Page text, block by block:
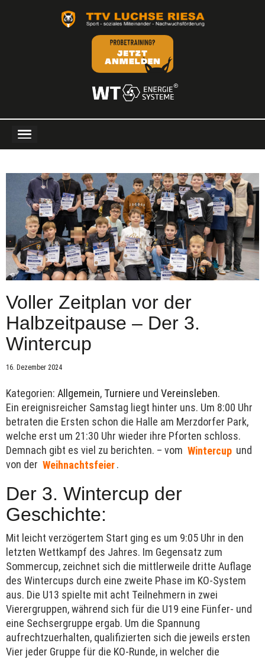
Voller Zeitplan vor der
Halbzeitpause – Der 3.
Wintercup
16. Dezember 2024
Kategorien: Allgemein, Turniere und Vereinsleben.
Ein ereignisreicher Samstag liegt hinter uns. Um 8:00 Uhr
betraten die Ersten schon die Halle am Merzdorfer Park,
welche erst um 21:30 Uhr wieder ihre Pforten schloss.
Demnach gibt es viel zu berichten. – vom Wintercup und
von der Weihnachtsfeier .
Der 3. Wintercup der
Geschichte:
Mit leicht verzögertem Start ging es um 9:05 Uhr in den
letzten Wettkampf des Jahres. Im Gegensatz zum
Sommercup, zeichnet sich die mittlerweile dritte Auflage
des Wintercups durch eine zweite Phase im KO-System
aus. Die U13 spielte mit acht Teilnehmern in zwei
Vierergruppen, während sich für die U19 eine Fünfer- und
eine Sechsergruppe ergab. Um die Spannung
aufrechtzuerhalten, qualifizierten sich die jeweils ersten
Vier jeder Gruppe für die KO-Runde, in welcher die